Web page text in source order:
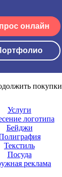
онлайн
покупки
Услуги
логотипа
Бейджи
Текстиль
Посуда
реклама